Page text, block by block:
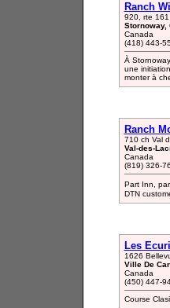
Ranch
920, rte 161
Stornoway,
Canada
(418) 443-
À
une
monter à
Ranch
710 ch Val
Val-des-
Canada
(819) 326-
Part Inn,
DTN
Les
1626
Ville De
Canada
(450) 447-
Course